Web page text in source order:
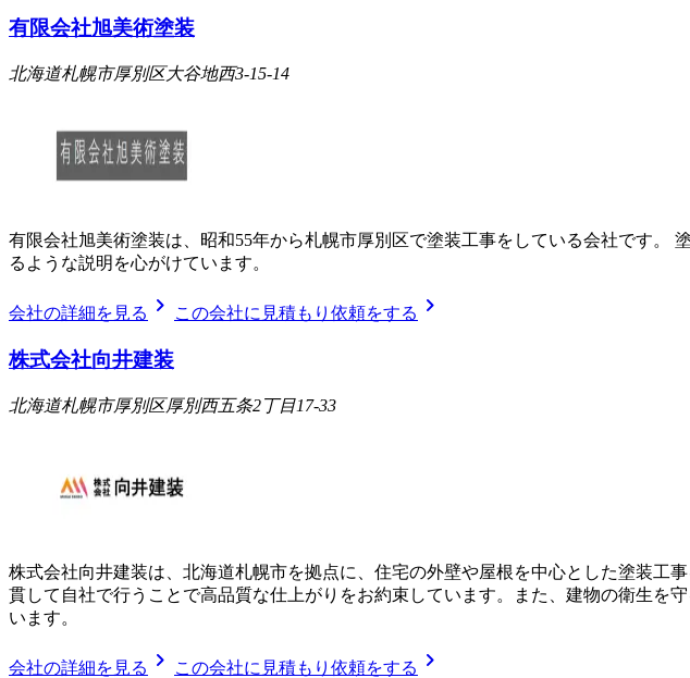
有限会社旭美術塗装
北海道札幌市厚別区大谷地西3-15-14
有限会社旭美術塗装は、昭和55年から札幌市厚別区で塗装工事をしている会社です。
るような説明を心がけています。
会社の詳細を見る chevron_right この会社に見積もり依頼をする chevron_right
株式会社向井建装
北海道札幌市厚別区厚別西五条2丁目17-33
株式会社向井建装は、北海道札幌市を拠点に、住宅の外壁や屋根を中心とした塗装工
貫して自社で行うことで高品質な仕上がりをお約束しています。また、建物の衛生を
います。
会社の詳細を見る chevron_right この会社に見積もり依頼をする chevron_right